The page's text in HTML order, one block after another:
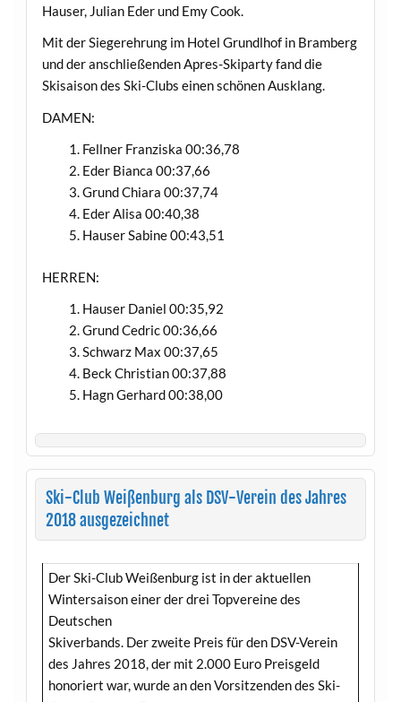
Hauser, Julian Eder und Emy Cook.
Mit der Siegerehrung im Hotel Grundlhof in Bramberg
und der anschließenden Apres-Skiparty fand die
Skisaison des Ski-Clubs einen schönen Ausklang.
DAMEN:
Fellner Franziska 00:36,78
Eder Bianca 00:37,66
Grund Chiara 00:37,74
Eder Alisa 00:40,38
Hauser Sabine 00:43,51
HERREN:
Hauser Daniel 00:35,92
Grund Cedric 00:36,66
Schwarz Max 00:37,65
Beck Christian 00:37,88
Hagn Gerhard 00:38,00
Ski-Club Weißenburg als DSV-Verein des Jahres
2018 ausgezeichnet
Der Ski-Club Weißenburg ist in der aktuellen
Wintersaison einer der drei Topvereine des
Deutschen
Skiverbands. Der zweite Preis für den DSV-Verein
des Jahres 2018, der mit 2.000 Euro Preisgeld
honoriert war, wurde an den Vorsitzenden des Ski-